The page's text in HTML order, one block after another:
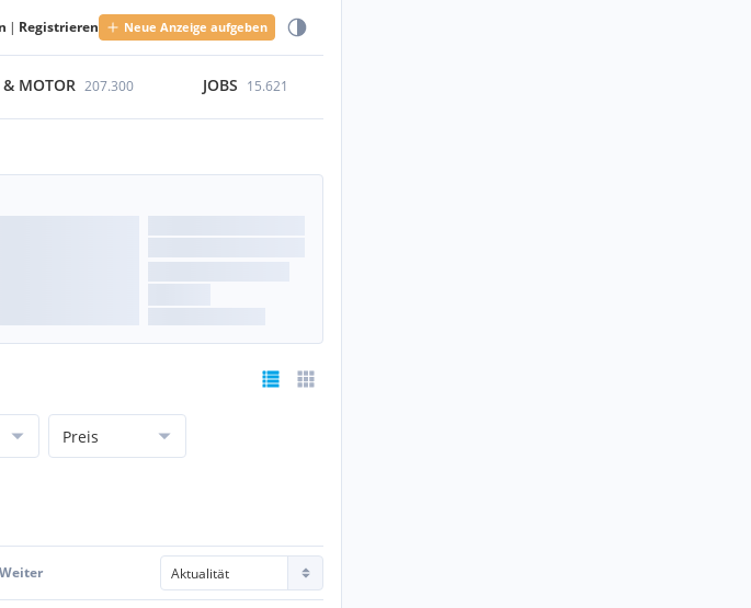
| Registrieren Neue Anzeige aufgeben
MOTOR 207.300 JOBS 15.621
Preis
Weiter